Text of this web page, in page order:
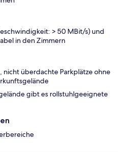
> 50 MBit/s) und
in den Zimmern
nicht überdachte Parkplätze ohne
gibt es rollstuhlgeeignete